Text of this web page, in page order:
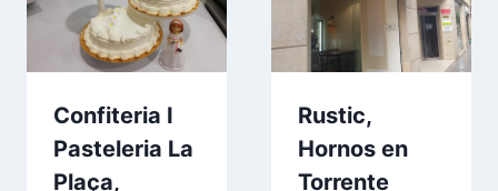
Confiteria I
Pasteleria La
Plaça,
Rustic,
Hornos en
Torrente